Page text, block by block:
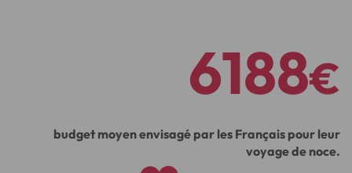
6188€
budget moyen envisagé par les Français pour leur
voyage de noce.